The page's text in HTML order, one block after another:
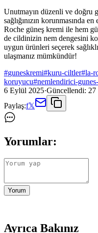
Unutmayın düzenli ve doğru
sağlığınızın korunmasında
Roche güneş kremi ile hem
de cildinizin nem dengesini
uygun ürünleri seçerek
ulaşmanız mümkündür!
#guneskremi#kuru-ciltler#la-
koruyucu#nemlendirici-
6 Eylül 2025·Güncellendi: 27
Paylaş:f𝕏
Yorumlar:
Yorum
Ayrıca Bakınız